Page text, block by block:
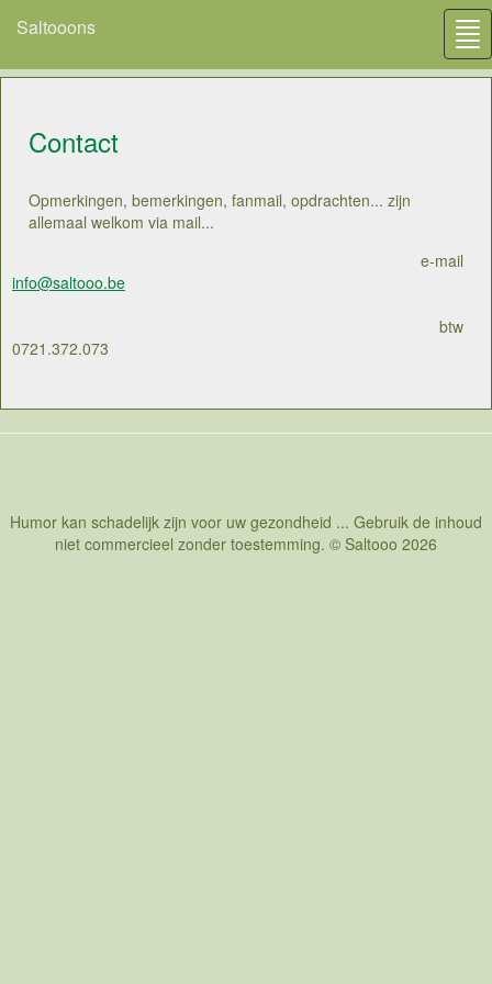
Saltooons
Contact
Opmerkingen, bemerkingen, fanmail, opdrachten... zijn
allemaal welkom via mail...
e-mail
info@saltooo.be
btw
0721.372.073
Humor kan schadelijk zijn voor uw gezondheid ... Gebruik de inhoud
niet commercieel zonder toestemming. © Saltooo 2026